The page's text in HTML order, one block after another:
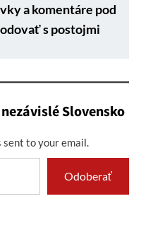
a komentáre pod
s postojmi
Slovensko
to your email.
Odoberať